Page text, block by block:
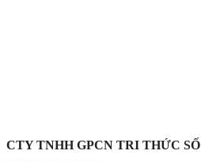
CTY TNHH GPCN TRI THỨC SỐ